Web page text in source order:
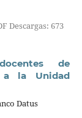
Descargas: 673
de
a la Unidad
Datus